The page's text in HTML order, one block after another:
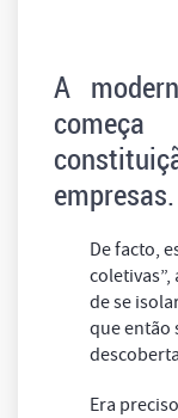
A
empresas.
De facto,
coletivas”,
de se
que então
Era